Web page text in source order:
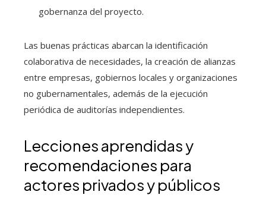
gobernanza del proyecto.
Las buenas prácticas abarcan la identificación
colaborativa de necesidades, la creación de alianzas
entre empresas, gobiernos locales y organizaciones
no gubernamentales, además de la ejecución
periódica de auditorías independientes.
Lecciones aprendidas y
recomendaciones para
actores privados y públicos